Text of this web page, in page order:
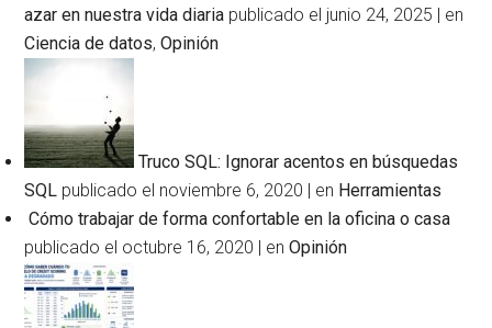
azar en nuestra vida diaria publicado el junio 24, 2025
en
Ciencia de datos,Opinión
Truco SQL: Ignorar acentos en búsquedas
SQL publicado el noviembre 6, 2020 en Herramientas
Cómo trabajar de forma confortable en la oficina o casa
publicado el octubre 16, 2020
enOpinión